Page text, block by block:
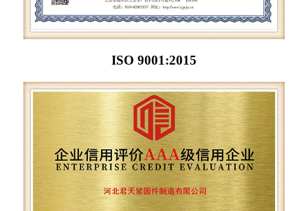
ISO 9001:2015